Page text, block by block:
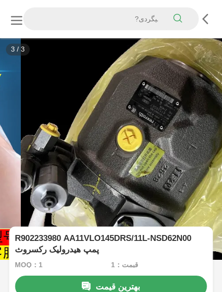
3 / 3
R902233980 AA11VLO145DRS/11L-NSD62N00
پمپ هیدرولیک رکسروث
MOQ：1 قیمت：1
بهترین قیمت